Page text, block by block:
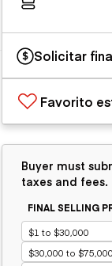
Solicitar
Favorito
Buyer must
taxes and fees.
FINAL SELLING
$1 to $30,000
$30,000 to $75,000